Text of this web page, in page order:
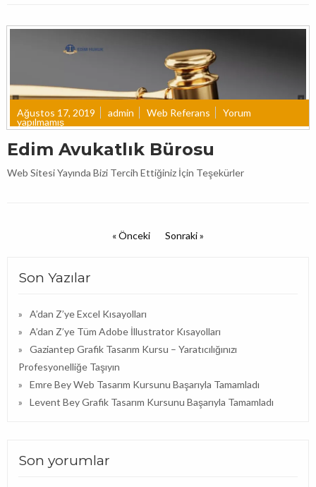
Ağustos 17, 2019 admin Web Referans Yorum
yapılmamış
Edim Avukatlık Bürosu
Web Sitesi Yayında Bizi Tercih Ettiğiniz İçin Teşekürler
« Önceki Sonraki »
Son Yazılar
A’dan Z’ye Excel Kısayolları
A’dan Z’ye Tüm Adobe İllustrator Kısayolları
Gaziantep Grafik Tasarım Kursu – Yaratıcılığınızı
Profesyonelliğe Taşıyın
Emre Bey Web Tasarım Kursunu Başarıyla Tamamladı
Levent Bey Grafik Tasarım Kursunu Başarıyla Tamamladı
Son yorumlar